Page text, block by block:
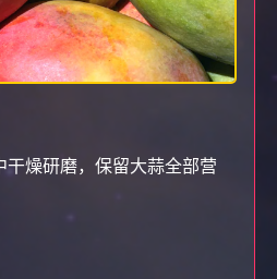
干燥研磨，保留大蒜全部营